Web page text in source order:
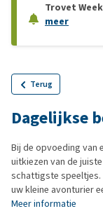
Trovet
meer
Terug
Dagelijkse
Bij de opvoeding van
uitkiezen van de
schattigste speeltjes.
uw kleine avonturier
Meer informatie